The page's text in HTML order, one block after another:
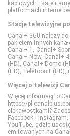
Polsat Sport 2
Polsat Sport 3
Polsat Sport
Polsat Sport
Polsat Sport
ID
Nat Geo
National
National
PLANETE+
TTV
TVN Style
TVN Turbo
TVP Kobieta
kablowych i
platformach
Stacje telewizyjne
Canal+ 360 należy
pakietem innych
Canal+ 1, Canal+
Canal+ Now, Canal+
(HD), Canal+ Domo
(HD), Teletoon+ (HD),
Więcej o telewizji
Więcej informacji o
https://
ciekawostkami?
Facebook i
YouTube, gdzie
emitowanych na